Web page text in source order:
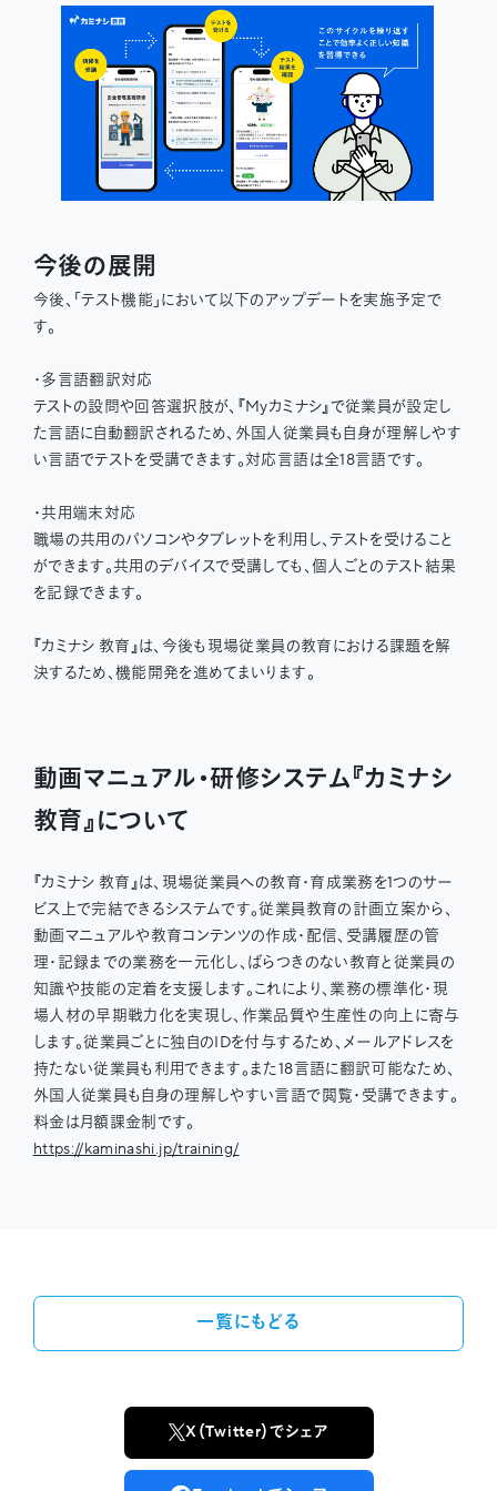
今後の展開
今後、「テスト機能」において以下のアップデートを実施予定で
す。
・多言語翻訳対応
テストの設問や回答選択肢が、『Myカミナシ』で従業員が設定し
た言語に自動翻訳されるため、外国人従業員も自身が理解しやす
い言語でテストを受講できます。対応言語は全18言語です。
・共用端末対応
職場の共用のパソコンやタブレットを利用し、テストを受けること
ができます。共用のデバイスで受講しても、個人ごとのテスト結果
を記録できます。
『カミナシ 教育』は、今後も現場従業員の教育における課題を解
決するため、機能開発を進めてまいります。
動画マニュアル・研修システム『カミナシ
教育』について
『カミナシ 教育』は、現場従業員への教育・育成業務を1つのサー
ビス上で完結できるシステムです。従業員教育の計画立案から、
動画マニュアルや教育コンテンツの作成・配信、受講履歴の管
理・記録までの業務を一元化し、ばらつきのない教育と従業員の
知識や技能の定着を支援します。これにより、業務の標準化・現
場人材の早期戦力化を実現し、作業品質や生産性の向上に寄与
します。従業員ごとに独自のIDを付与するため、メールアドレスを
持たない従業員も利用できます。また18言語に翻訳可能なため、
外国人従業員も自身の理解しやすい言語で閲覧・受講できます。
料金は月額課金制です。
https://kaminashi.jp/training/
一覧にもどる
X（Twitter）でシェア